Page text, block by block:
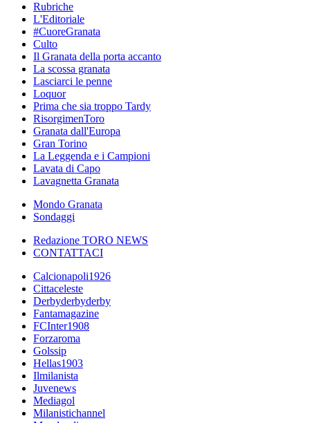
Rubriche
L'Editoriale
#CuoreGranata
Culto
Il Granata della porta accanto
La scossa granata
Lasciarci le penne
Loquor
Prima che sia troppo Tardy
RisorgimenToro
Granata dall'Europa
Gran Torino
La Leggenda e i Campioni
Lavata di Capo
Lavagnetta Granata
Mondo Granata
Sondaggi
Redazione TORO NEWS
CONTATTACI
Calcionapoli1926
Cittaceleste
Derbyderbyderby
Fantamagazine
FCInter1908
Forzaroma
Golssip
Hellas1903
Ilmilanista
Juvenews
Mediagol
Milanistichannel